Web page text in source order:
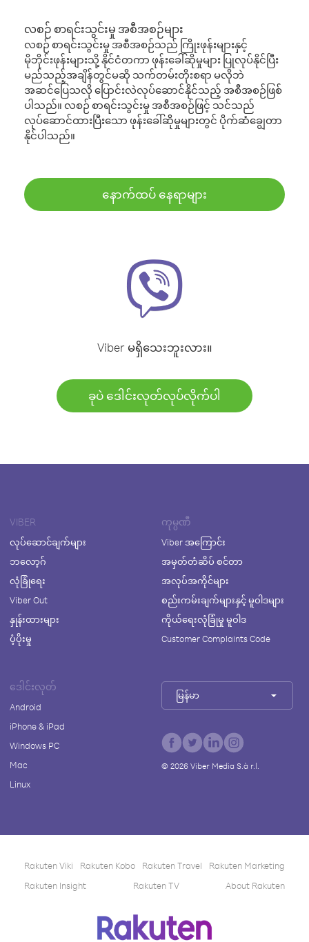
လစဉ် စာရင်းသွင်းမှု အစီအစဉ်များ
လစဉ် စာရင်းသွင်းမှု အစီအစဉ်သည် ကြိုးဖုန်းများနှင့်
မိုဘိုင်းဖုန်းများသို့ နိုင်ငံတကာ ဖုန်းခေါ်ဆိုမှုများ ပြုလုပ်နိုင်ပြီး
မည်သည့်အချိန်တွင်မဆို သက်တမ်းတိုးစရာ မလိုဘဲ
အဆင်ပြေသလို ပြောင်းလဲလုပ်ဆောင်နိုင်သည့် အစီအစဉ်ဖြစ်
ပါသည်။ လစဉ် စာရင်းသွင်းမှု အစီအစဉ်ဖြင့် သင်သည်
လုပ်ဆောင်ထားပြီးသော ဖုန်းခေါ်ဆိုမှုများတွင် ပိုက်ဆံချွေတာ
နိုင်ပါသည်။
နောက်ထပ် နေရာများ
Viber မရှိသေးဘူးလား။
ခုပဲ ဒေါင်းလုတ်လုပ်လိုက်ပါ
VIBER
လုပ်ဆောင်ချက်များ
ဘလော့ဂ်
လုံခြုံရေး
Viber Out
နှုန်းထားများ
ပံ့ပိုးမှု
ကုမ္ပဏီ
Viber အကြောင်း
အမှတ်တံဆိပ် စင်တာ
အလုပ်အကိုင်များ
စည်းကမ်းချက်များနှင့် မူဝါဒများ
ကိုယ်ရေးလုံခြုံမှု မူဝါဒ
Customer Complaints Code
ဒေါင်းလုတ်
Android
iPhone & iPad
Windows PC
Mac
Linux
မြန်မာ
© 2026Viber Media S.à r.l.
Rakuten Viki Rakuten Kobo Rakuten Travel
Rakuten Marketing
Rakuten Insight
Rakuten TV About Rakuten